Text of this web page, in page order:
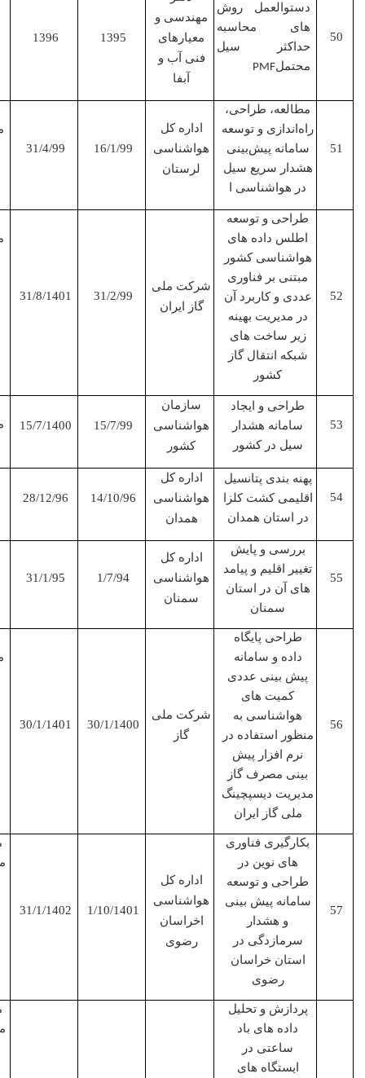
دستوالعمل روش
های محاسبه
حداکثر سیل
PMF
مهندسی و
معیارهای
فنی آب و
1395
مطالعه، طراحی،
راه‌اندازی و توسعه
سامانه پیش‌بینی
هشدار سریع سیل
در هواشناسی ا
اداره کل
هواشناسی
لرستان
16/1/99
31/4/99
طراحی و توسعه
اطلس داده های
هواشناسی کشور
مبتنی بر فناوری
عددی و کاربرد آن
در مدیریت بهینه
زیر ساخت های
شبکه انتقال گاز
شرکت ملی
گاز ایران
31/2/99
31/8/1401
طراحی و ایجاد
سامانه هشدار
سیل در کشور
سازمان
هواشناسی
15/7/99
15/7/1400
مشترک
پهنه بندی پتانسیل
اقلیمی کشت کلزا
در استان همدان
اداره کل
هواشناسی
همدان
14/10/96
28/12/96
بررسی و پایش
تغییر اقلیم و پیامد
های آن در استان
اداره کل
هواشناسی
سمنان
1/7/94
31/1/95
طراحی پایگاه
داده و سامانه
پیش بینی عددی
کمیت های
هواشناسی به
منظور استفاده در
نرم افزار پیش
بینی مصرف گاز
مدیریت دیسپچینگ
ملی گاز ایران
شرکت ملی
گاز
30/1/1400
30/1/1401
بکارگیری فناوری
های نوین در
طراحی و توسعه
سامانه پیش بینی
سرمازدگی در
استان خراسان
اداره کل
هواشناسی
رضوی
1/10/1401
31/1/1402
پردازش و تحلیل
داده های باد
ساعتی در
ایستگاه های